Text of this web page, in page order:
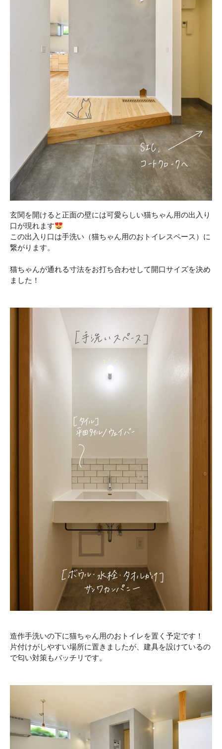
玄関を開けると正面の壁には可愛らしい猫ちゃん用の出入り
口が現れます
この出入り口は手洗い（猫ちゃん用のおトイレスペース）に
繋がります。
猫ちゃんが通れる寸法をお打ち合わせして開口サイズを決め
ました！
造作手洗いの下に猫ちゃん用のおトイレを置く予定です！
片付けがしやすい場所に置きましたが、建具を設けているの
で匂い対策もバッチリです。